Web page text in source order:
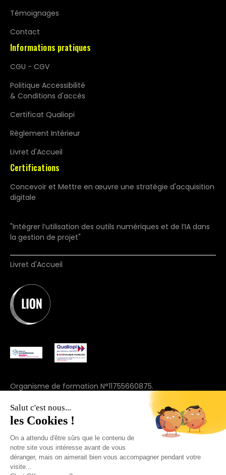
Témoignages
Contact
Informations pratiques
CGU - CGV
Politique Accessibilité
& Conditions d'accès
Certificat Qualiopi
Règlement Intérieur
Livret d'Accueil
Certifications
Concevoir et Mettre en œuvre une stratégie d'acquisition
digitale
"Intégrer l’utilisation des outils numériques et de l’IA dans
la gestion de projet"
Livret d'Accueil
Organisme de formation N°11755660875.
© 2025 Join Lion. Tous droits réservés.
+33 7 57 91 69 44
Salut c'est nous...
les Cookies !
On a attendu d'être sûrs que le contenu de
notre site vous intéresse avant de vous
déranger, mais on aimerait bien vous accompagner pendant votre
visite...